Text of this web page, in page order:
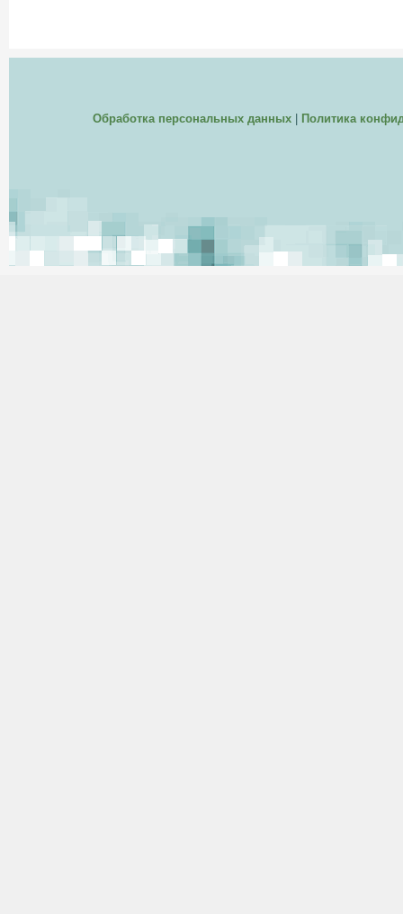
Обработка персональных данных| Политика